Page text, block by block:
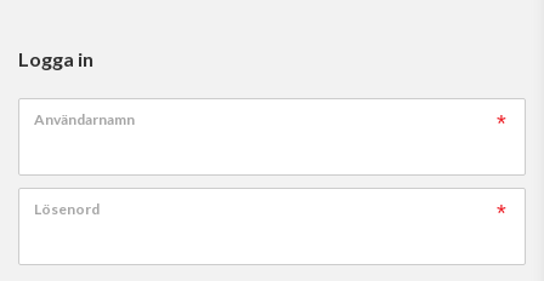
Logga in
Användarnamn
Lösenord